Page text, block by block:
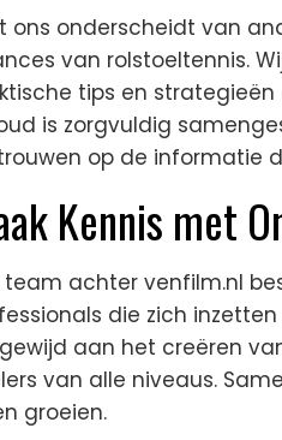
ons onderscheidt van
van rolstoeltennis.
tips en strategieën
is zorgvuldig
op de informatie
Kennis met
team achter venfilm.nl
die zich
aan het creëren
van alle niveaus.
groeien.